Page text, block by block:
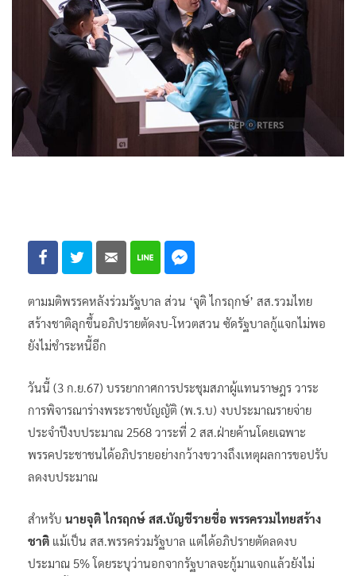
ตามมติพรรคหลังร่วมรัฐบาล ส่วน ‘จุติ ไกรฤกษ์’ สส.รวมไทย
สร้างชาติลุกขึ้นอภิปรายตัดงบ-โหวตสวน ซัดรัฐบาลกู้แจกไม่พอ
ยังไม่ชำระหนี้อีก
วันนี้ (3 ก.ย.67) บรรยากาศการประชุมสภาผู้แทนราษฎร วาระ
การพิจารณาร่างพระราชบัญญัติ (พ.ร.บ) งบประมาณรายจ่าย
ประจำปีงบประมาณ 2568 วาระที่ 2 สส.ฝ่ายค้านโดยเฉพาะ
พรรคประชาชนได้อภิปรายอย่างกว้างขวางถึงเหตุผลการขอปรับ
ลดงบประมาณ
สำหรับ นายจุติ ไกรฤกษ์ สส.บัญชีรายชื่อ พรรครวมไทยสร้าง
ชาติ แม้เป็น สส.พรรคร่วมรัฐบาล แต่ได้อภิปรายตัดลดงบ
ประมาณ 5% โดยระบุว่านอกจากรัฐบาลจะกู้มาแจกแล้วยังไม่